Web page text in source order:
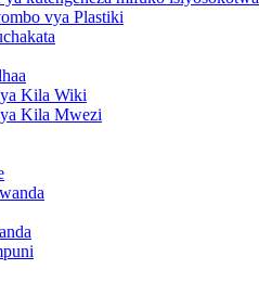
vya Plastiki
Kila Wiki
Kila Mwezi